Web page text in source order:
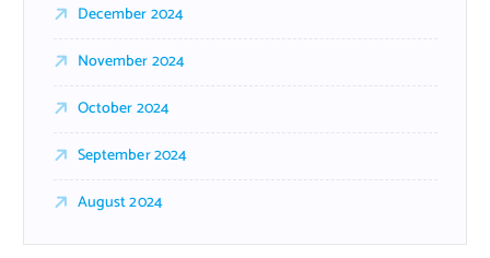
December 2024
November 2024
October 2024
September 2024
August 2024